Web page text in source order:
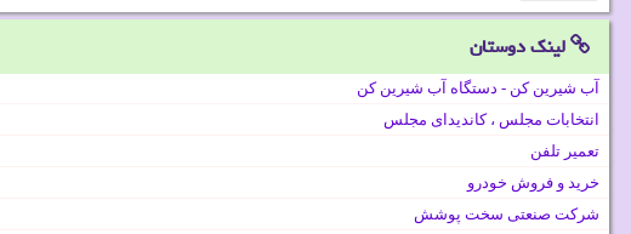
لینک دوستان
آب شیرین کن - دستگاه آب شیرین کن
انتخابات مجلس ، کاندیدای مجلس
تعمیر تلفن
خرید و فروش خودرو
شرکت صنعتی سخت پوشش